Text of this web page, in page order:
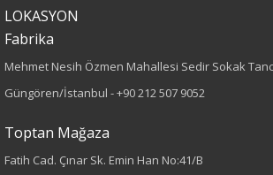
Desen
%95 Pamuk
LOKASYON
Fabrika
Mehmet Nesih Özmen Mahallesi Sedir Sokak
Güngören/İstanbul -+90 212 507 9052
Toptan Mağaza
Fatih Cad. Çınar Sk. Emin Han No:41/B